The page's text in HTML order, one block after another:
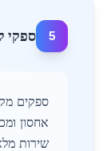
5 ספקי
ספקים